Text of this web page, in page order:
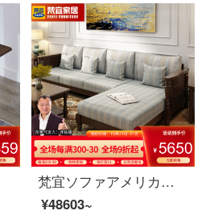
梵宜ソファアメリカの実木ソファ1+2+3セットのリビングルームの大きさと部屋の大きさを合わせた部屋型の貴妃の回転角度のソファーの単双三人のソファの家庭用リビングルームの逸品の家具521〓3人の位+貴妃（備考の貴妃の方向）胡桃色
¥48603~